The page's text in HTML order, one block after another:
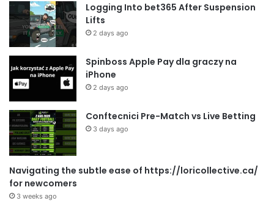
Logging Into bet365 After Suspension
Lifts
2 days ago
Spinboss Apple Pay dla graczy na
iPhone
2 days ago
Conftecnici Pre-Match vs Live Betting
3 days ago
Navigating the subtle ease of https://loricollective.ca/
for newcomers
3 weeks ago